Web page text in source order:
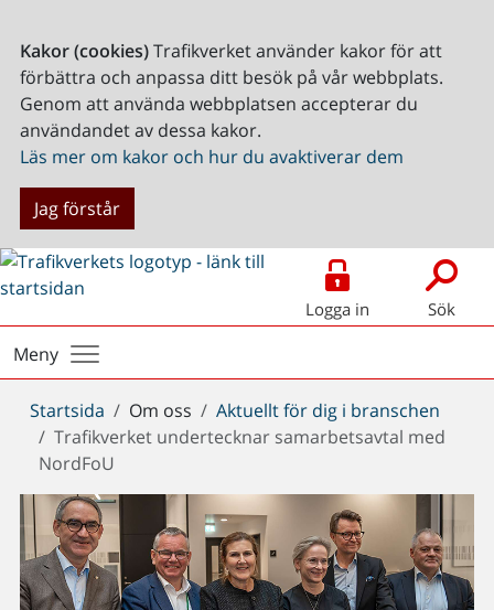
Kakor (cookies)Trafikverket använder kakor för att
förbättra och anpassa ditt besök på vår webbplats.
Genom att använda webbplatsen accepterar du
användandet av dessa kakor.
Läs mer om kakor och hur du avaktiverar dem
Jag förstår
Logga in Sök
Meny
Du
är
här:
Startsida Om oss
Aktuellt för dig i branschen
Trafikverket undertecknar samarbetsavtal med
NordFoU